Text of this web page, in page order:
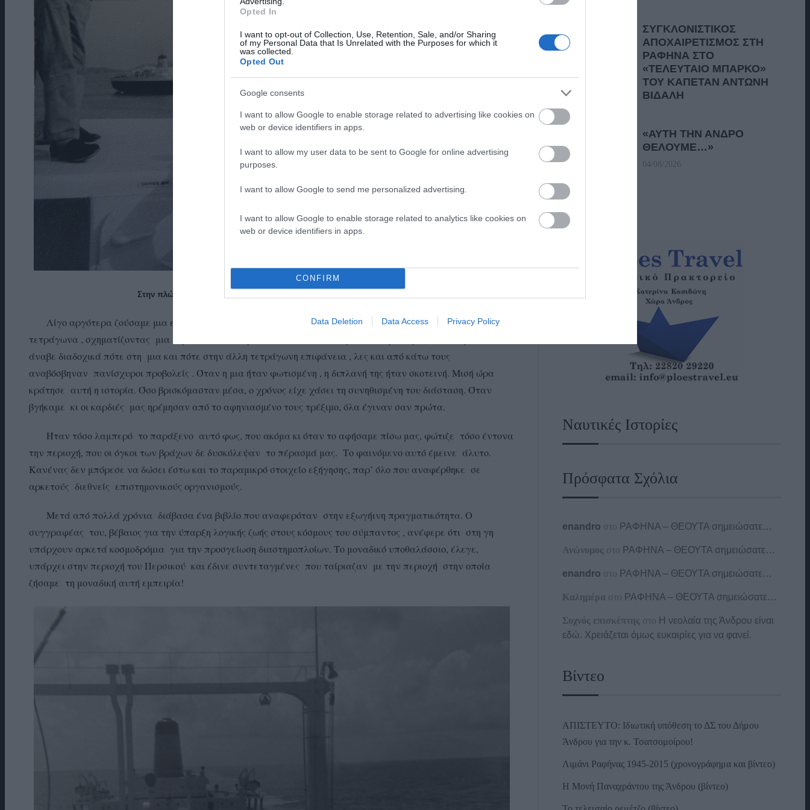
Opted In
I want to opt-out of Collection, Use, Retention, Sale, and/or Sharing
of my Personal Data that Is Unrelated with the Purposes for which it
was collected.
Opted Out
Google consents
I want to allow Google to enable storage related to advertising like cookies on
web or device identifiers in apps.
I want to allow my user data to be sent to Google for online advertising
purposes.
I want to allow Google to send me personalized advertising.
I want to allow Google to enable storage related to analytics like cookies on
web or device identifiers in apps.
CONFIRM
Data Deletion Data Access Privacy Policy
Στην πλώρη του Andros Island με φόντο το τάνκερ Androa Trader, 1958
Λίγο αργότερα ζούσαμε μια εμπειρία πρωτόγνωρη. Ολάκερη εκείνη η θαλάσσια έκταση χωρίστηκε σε
τετράγωνα , σχηματίζοντας μια τεράστια σκακιέρα. Ένα πολύ έντονο πρασινοκίτρινο φως που τύφλωνε
άναβε διαδοχικά πότε στη μια και πότε στην άλλη τετράγωνη επιφάνεια , λες και από κάτω τους
αναβόσβηναν πανίσχυροι προβολείς . Όταν η μια ήταν φωτισμένη , η διπλανή της ήταν σκοτεινή. Μισή ώρα
κράτησε αυτή η ιστορία. Όσο βρισκόμασταν μέσα, ο χρόνος είχε χάσει τη συνηθισμένη του διάσταση. Όταν
βγήκαμε κι οι καρδιές μας ηρέμησαν από το αφηνιασμένο τους τρέξιμο, όλα έγιναν σαν πρώτα.
Ήταν τόσο λαμπερό το παράξενο αυτό φως, που ακόμα κι όταν το αφήσαμε πίσω μας, φώτιζε τόσο έντονα
την περιοχή, που οι όγκοι των βράχων δε δυσκόλεψαν το πέρασμά μας. Το φαινόμενο αυτό έμεινε άλυτο.
Κανένας δεν μπόρεσε να δώσει έστω και το παραμικρό στοιχείο εξήγησης, παρ’ όλο που αναφέρθηκε σε
αρκετούς διεθνείς επιστημονικούς οργανισμούς.
Μετά από πολλά χρόνια διάβασα ένα βιβλίο που αναφερόταν στην εξωγήινη πραγματικότητα. Ο
συγγραφέας του, βέβαιος για την ύπαρξη λογικής ζωής στους κόσμους του σύμπαντος , ανέφερε ότι στη γη
υπάρχουν αρκετά κοσμοδρόμια για την προσγείωση διαστημοπλοίων. Το μοναδικό υποθαλάσσιο, έλεγε,
υπάρχει στην περιοχή του Περσικού και έδινε συντεταγμένες που ταίριαζαν με την περιοχή στην οποία
ζήσαμε τη μοναδική αυτή εμπειρία!
ΣΥΓΚΛΟΝΙΣΤΙΚΟΣ
ΑΠΟΧΑΙΡΕΤΙΣΜΟΣ ΣΤΗ
ΡΑΦΗΝΑ ΣΤΟ
«ΤΕΛΕΥΤΑΙΟ ΜΠΑΡΚΟ»
ΤΟΥ ΚΑΠΕΤΑΝ ΑΝΤΩΝΗ
ΒΙΔΑΛΗ
05/08/2026
«ΑΥΤΗ ΤΗΝ ΑΝΔΡΟ
ΘΕΛΟΥΜΕ…»
04/08/2026
Ναυτικές Ιστορίες
Πρόσφατα Σχόλια
enandro στο ΡΑΦΗΝΑ – ΘΕΟΥΤΑ σημειώσατε…
Ανώνυμος στο ΡΑΦΗΝΑ – ΘΕΟΥΤΑ σημειώσατε…
enandro στο ΡΑΦΗΝΑ – ΘΕΟΥΤΑ σημειώσατε…
Καλημέρα στο ΡΑΦΗΝΑ – ΘΕΟΥΤΑ σημειώσατε…
Συχνός επισκέπτης στο Η νεολαία της Άνδρου είναι
εδώ. Χρειάζεται όμως ευκαιρίες για να φανεί.
Βίντεο
ΑΠΙΣΤΕΥΤΟ: Ιδιωτική υπόθεση το ΔΣ του Δήμου
Άνδρου για την κ. Τσατσομοίρου!
Λιμάνι Ραφήνας 1945-2015 (χρονογράφημα και βίντεο)
Η Μονή Παναχράντου της Άνδρου (βίντεο)